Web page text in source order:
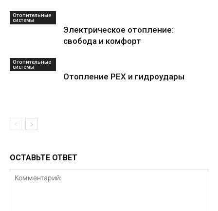
Отопительные
системы
Электрическое отопление:
свобода и комфорт
Отопительные
системы
Отопление PEX и гидроудары
ОСТАВЬТЕ ОТВЕТ